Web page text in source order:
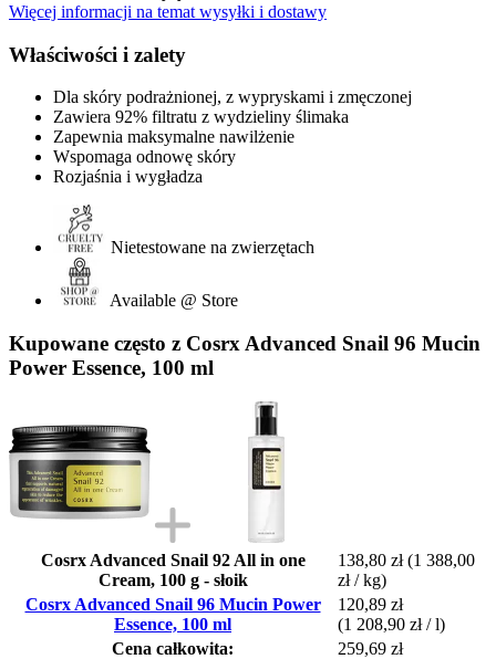
Więcej informacji na temat wysyłki i dostawy
Właściwości i zalety
Dla skóry podrażnionej, z wypryskami i zmęczonej
Zawiera 92% filtratu z wydzieliny ślimaka
Zapewnia maksymalne nawilżenie
Wspomaga odnowę skóry
Rozjaśnia i wygładza
Nietestowane na zwierzętach
Available @ Store
Kupowane często z Cosrx Advanced Snail 96 Mucin
Power Essence, 100 ml
Cosrx Advanced Snail 92 All in one
Cream, 100 g - słoik
138,80 zł (1 388,00
zł / kg)
Cosrx Advanced Snail 96 Mucin Power
Essence, 100 ml
120,89 zł
(1 208,90 zł / l)
Cena całkowita:
259,69 zł